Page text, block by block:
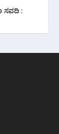
ಸವದಿ :